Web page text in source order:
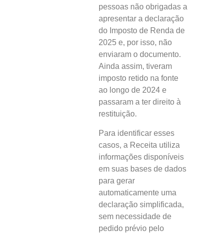
pessoas não obrigadas a
apresentar a declaração
do Imposto de Renda de
2025 e, por isso, não
enviaram o documento.
Ainda assim, tiveram
imposto retido na fonte
ao longo de 2024 e
passaram a ter direito à
restituição.
Para identificar esses
casos, a Receita utiliza
informações disponíveis
em suas bases de dados
para gerar
automaticamente uma
declaração simplificada,
sem necessidade de
pedido prévio pelo